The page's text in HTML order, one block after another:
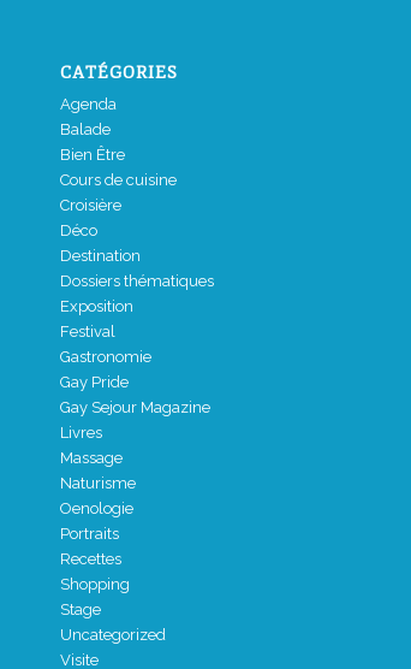
CATÉGORIES
Agenda
Balade
Bien Être
Cours de cuisine
Croisière
Déco
Destination
Dossiers thématiques
Exposition
Festival
Gastronomie
Gay Pride
Gay Sejour Magazine
Livres
Massage
Naturisme
Oenologie
Portraits
Recettes
Shopping
Stage
Uncategorized
Visite